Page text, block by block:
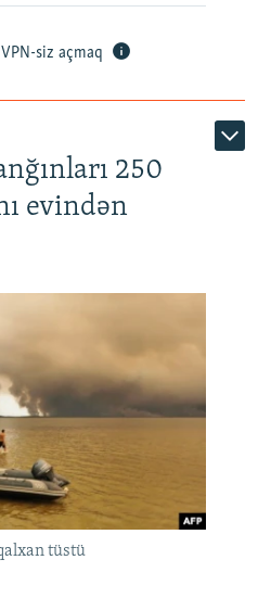
VPN-siz açmaq
250
evindən
tüstü